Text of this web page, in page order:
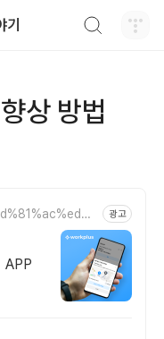
상 방법
광고
APP